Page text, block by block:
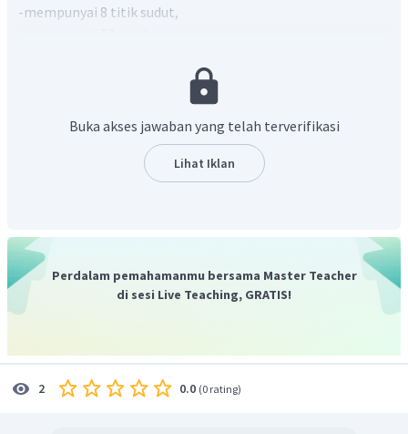
-mempunyai 8 titik sudut,
Buka akses jawaban yang telah terverifikasi
Lihat Iklan
Perdalam pemahamanmu bersama Master Teacher
di sesi Live Teaching, GRATIS!
2 0.0 (0 rating)